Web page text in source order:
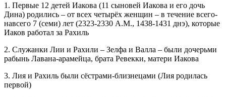
1. Первые 12 детей Иакова (11 сыновей Иакова и его дочь
Дина) родились – от всех четырёх женщин – в течение всего-
навсего 7 (семи) лет (2323-2330 A.M., 1438-1431 днэ), которые
Иаков работал за Рахиль
2. Служанки Лии и Рахили – Зелфа и Валла – были дочерьми
рабынь Лавана-арамейца, брата Ревекки, матери Иакова
3. Лия и Рахиль были сёстрами-близнецами (Лия родилась
первой)